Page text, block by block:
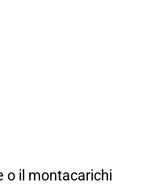
o il montacarichi